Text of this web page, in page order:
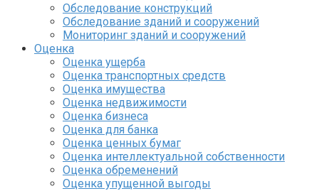
Обследование конструкций
Обследование зданий и сооружений
Мониторинг зданий и сооружений
Оценка
Оценка ущерба
Оценка транспортных средств
Оценка имущества
Оценка недвижимости
Оценка бизнеса
Оценка для банка
Оценка ценных бумаг
Оценка интеллектуальной собственности
Оценка обременений
Оценка упущенной выгоды